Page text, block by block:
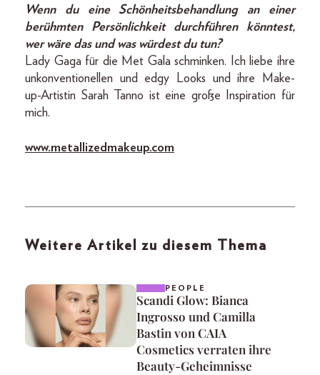
Wenn du eine Schönheitsbehandlung an einer
berühmten Persönlichkeit durchführen könntest,
wer wäre das und was würdest du tun?
Lady Gaga für die Met Gala schminken. Ich liebe ihre
unkonventionellen und edgy Looks und ihre Make-
up-­Artistin Sarah Tanno ist eine große Inspiration für
mich.
www.metallizedmakeup.com
Weitere Artikel zu diesem Thema
PEOPLE
Scandi Glow: Bianca
Ingrosso und Camilla
Bastin von CAIA
Cosmetics verraten ihre
Beauty-Geheimnisse